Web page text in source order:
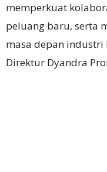
memperkuat
peluang baru, serta
masa depan industri
Direktur Dyandra